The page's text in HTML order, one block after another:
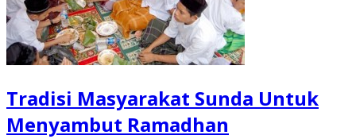
Tradisi Masyarakat Sunda Untuk
Menyambut Ramadhan